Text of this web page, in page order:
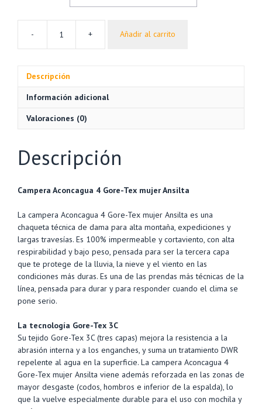
-
Campera
Aconcagua
Tex
Impermeable
cantidad
+ Añadir al carrito
Descripción
Información adicional
Valoraciones (0)
Descripción
Campera Aconcagua 4 Gore-Tex mujer Ansilta
La campera Aconcagua 4 Gore-Tex mujer Ansilta es una
chaqueta técnica de dama para alta montaña, expediciones y
largas travesías. Es 100% impermeable y cortaviento, con alta
respirabilidad y bajo peso, pensada para ser la tercera capa
que te protege de la lluvia, la nieve y el viento en las
condiciones más duras. Es una de las prendas más técnicas de la
línea, pensada para durar y para responder cuando el clima se
pone serio.
La tecnología Gore-Tex 3C
Su tejido Gore-Tex 3C (tres capas) mejora la resistencia a la
abrasión interna y a los enganches, y suma un tratamiento DWR
repelente al agua en la superficie. La campera Aconcagua 4
Gore-Tex mujer Ansilta viene además reforzada en las zonas de
mayor desgaste (codos, hombros e inferior de la espalda), lo
que la vuelve especialmente durable para el uso con mochila y